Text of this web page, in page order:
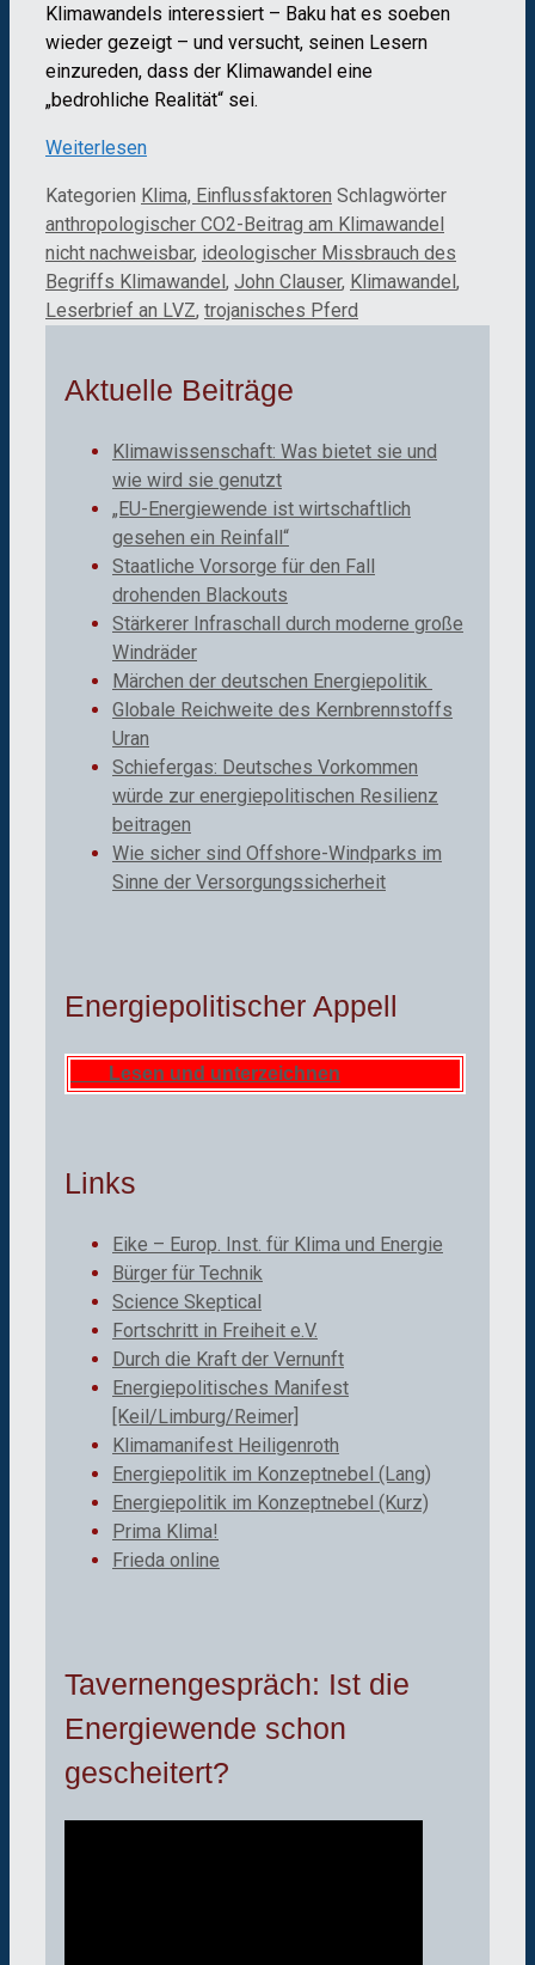
Klimawandels interessiert – Baku hat es soeben
wieder gezeigt – und versucht, seinen Lesern
einzureden, dass der Klimawandel eine
„bedrohliche Realität“ sei.
Weiterlesen
Kategorien Klima, Einflussfaktoren Schlagwörter
anthropologischer CO2-Beitrag am Klimawandel
nicht nachweisbar, ideologischer Missbrauch des
Begriffs Klimawandel, John Clauser, Klimawandel,
Leserbrief an LVZ, trojanisches Pferd
Aktuelle Beiträge
Klimawissenschaft: Was bietet sie und
wie wird sie genutzt
„EU-Energiewende ist wirtschaftlich
gesehen ein Reinfall“
Staatliche Vorsorge für den Fall
drohenden Blackouts
Stärkerer Infraschall durch moderne große
Windräder
Märchen der deutschen Energiepolitik
Globale Reichweite des Kernbrennstoffs
Uran
Schiefergas: Deutsches Vorkommen
würde zur energiepolitischen Resilienz
beitragen
Wie sicher sind Offshore-Windparks im
Sinne der Versorgungssicherheit
Energiepolitischer Appell
Lesen und unterzeichnen
Links
Eike – Europ. Inst. für Klima und Energie
Bürger für Technik
Science Skeptical
Fortschritt in Freiheit e.V.
Durch die Kraft der Vernunft
Energiepolitisches Manifest
[Keil/Limburg/Reimer]
Klimamanifest Heiligenroth
Energiepolitik im Konzeptnebel (Lang)
Energiepolitik im Konzeptnebel (Kurz)
Prima Klima!
Frieda online
Tavernengespräch: Ist die
Energiewende schon
gescheitert?